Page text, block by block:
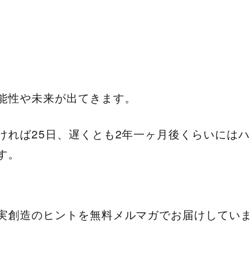
や未来が出てきます。
れば25日、遅くとも2年一ヶ月後くらいにはハ
造のヒントを無料メルマガでお届けしていま